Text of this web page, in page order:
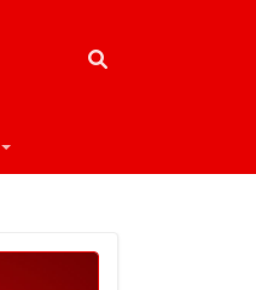
Toggle Dropdown